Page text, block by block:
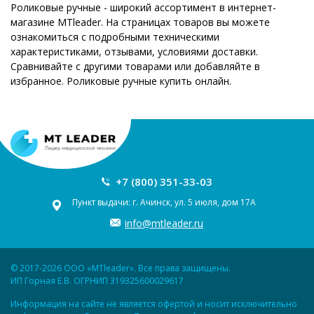
Роликовые ручные - широкий ассортимент в интернет-
магазине MTleader. На страницах товаров вы можете
ознакомиться с подробными техническими
характеристиками, отзывами, условиями доставки.
Сравнивайте с другими товарами или добавляйте в
избранное. Роликовые ручные купить онлайн.
+7 (800) 351-33-03
Пункт выдачи: г. Ачинск, ул. 5 июля, дом 17А
info@mtleader.ru
© 2017-2026 ООО «MTleader». Все права защищены.
ИП Горная Е.В. ОГРНИП 319325600029617
Информация на сайте не является офертой и носит исключительно